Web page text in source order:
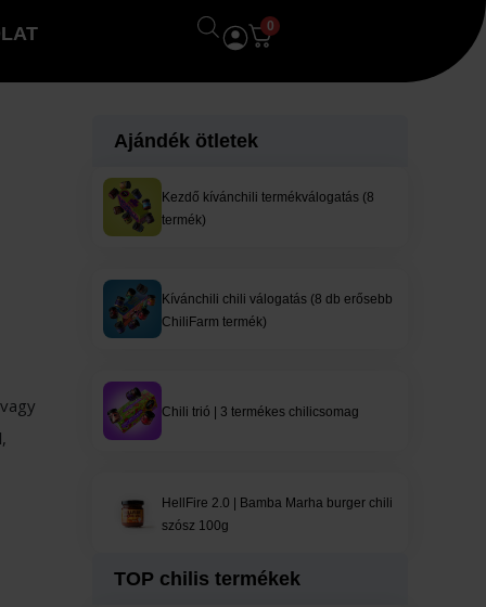
0
,
Ajándék ötletek
Kezdő kívánchili termékválogatás (8
termék)
Kívánchili chili válogatás (8 db erősebb
ChiliFarm termék)
Chili trió | 3 termékes chilicsomag
HellFire 2.0 | Bamba Marha burger chili
szósz 100g
TOP chilis termékek